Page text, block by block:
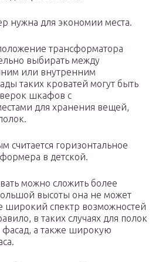
нужна для экономии места.
трансформатора
выбирать между
или внутренним
таких кроватей могут быть
шкафов с
для хранения вещей,
считается горизонтальное
в детской.
можно сложить более
высоты она не может
широкий спектр возможностей
в таких случаях для полок
фасад, а также широкую